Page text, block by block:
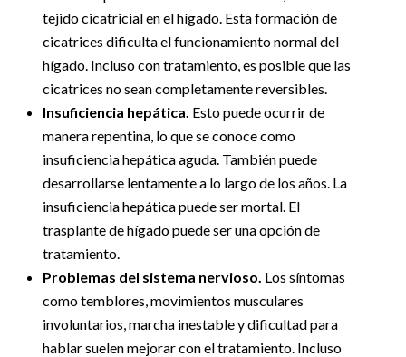
tejido cicatricial en el hígado. Esta formación de
cicatrices dificulta el funcionamiento normal del
hígado. Incluso con tratamiento, es posible que las
cicatrices no sean completamente reversibles.
Insuficiencia hepática. Esto puede ocurrir de
manera repentina, lo que se conoce como
insuficiencia hepática aguda. También puede
desarrollarse lentamente a lo largo de los años. La
insuficiencia hepática puede ser mortal. El
trasplante de hígado puede ser una opción de
tratamiento.
Problemas del sistema nervioso. Los síntomas
como temblores, movimientos musculares
involuntarios, marcha inestable y dificultad para
hablar suelen mejorar con el tratamiento. Incluso